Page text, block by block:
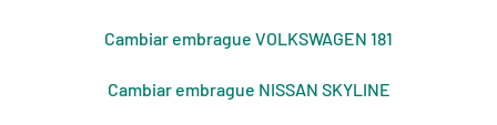
Cambiar embrague VOLKSWAGEN 181
Cambiar embrague NISSAN SKYLINE